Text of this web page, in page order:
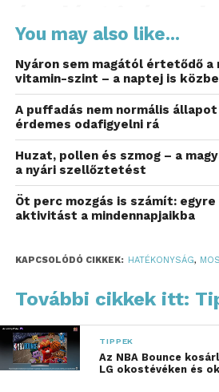
az év más
használt
Electronics
(LG)
érdemes
nyári ruháink és
textíliáink
megőrizzék
és színüket.
„Az év
You may also like...
Nyáron sem magától értetődő a
vitamin-szint – a naptej is
A puffadás nem normális
érdemes odafigyelni rá
Huzat, pollen és szmog – a
a nyári szellőztetést
Öt perc mozgás is számít:
aktivitást a mindennapjaikba
KAPCSOLÓDÓ CIKKEK: HATÉKONYSÁG,
További cikkek itt:
TIPPEK
Az NBA Bounce
LG okostévéken és